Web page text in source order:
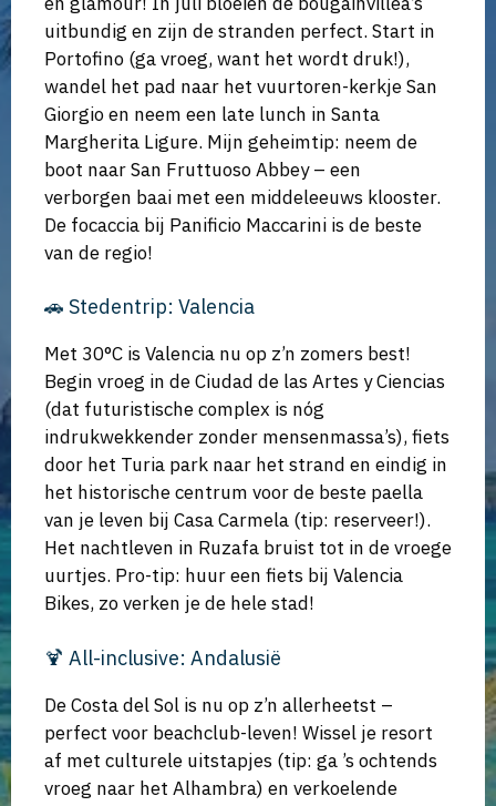
uitbundig en zijn de stranden perfect. Start in
Portofino (ga vroeg, want het wordt druk!),
wandel het pad naar het vuurtoren-kerkje San
Giorgio en neem een late lunch in Santa
Margherita Ligure. Mijn geheimtip: neem de
boot naar San Fruttuoso Abbey – een
verborgen baai met een middeleeuws klooster.
De focaccia bij Panificio Maccarini is de beste
van de regio!
🚗 Stedentrip: Valencia
Met 30°C is Valencia nu op z’n zomers best!
Begin vroeg in de Ciudad de las Artes y Ciencias
(dat futuristische complex is nóg
indrukwekkender zonder mensenmassa’s), fiets
door het Turia park naar het strand en eindig in
het historische centrum voor de beste paella
van je leven bij Casa Carmela (tip: reserveer!).
Het nachtleven in Ruzafa bruist tot in de vroege
uurtjes. Pro-tip: huur een fiets bij Valencia
Bikes, zo verken je de hele stad!
🍹 All-inclusive: Andalusië
De Costa del Sol is nu op z’n allerheetst –
perfect voor beachclub-leven! Wissel je resort
af met culturele uitstapjes (tip: ga ’s ochtends
vroeg naar het Alhambra) en verkoelende